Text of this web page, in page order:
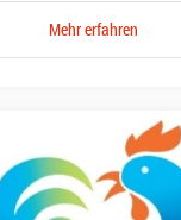
Mehr erfahren